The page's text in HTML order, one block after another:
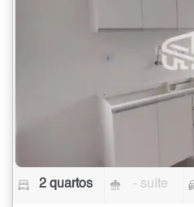
2 quartos - suíte